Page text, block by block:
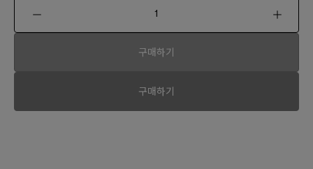
구매하기
구매하기